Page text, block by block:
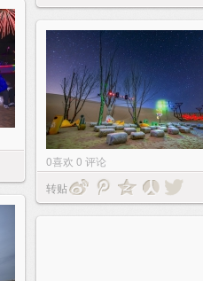
0喜欢 0 评论
转贴